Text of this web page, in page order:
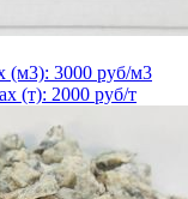
(м3): 3000 руб/м3
(т): 2000 руб/т